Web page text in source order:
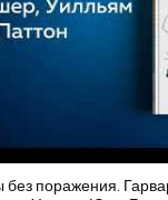
без поражения.